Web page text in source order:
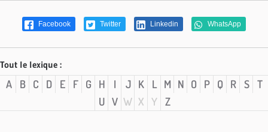
Facebook Twitter Linkedin WhatsApp
Tout le lexique :
A B C D E F G H I J K L M N O P Q R S
T
U V W X Y Z